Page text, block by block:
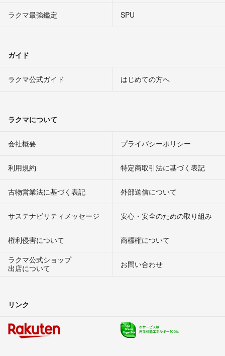
ラクマ最強鑑定
SPU
ガイド
ラクマ公式ガイド はじめての方へ
ラクマについて
会社概要 プライバシーポリシー
利用規約 特定商取引法に基づく表記
古物営業法に基づく表記 外部送信について
サステナビリティメッセージ 安心・安全のための取り組み
権利侵害について
商標権について
ラクマ公式ショップ
出店について
お問い合わせ
リンク